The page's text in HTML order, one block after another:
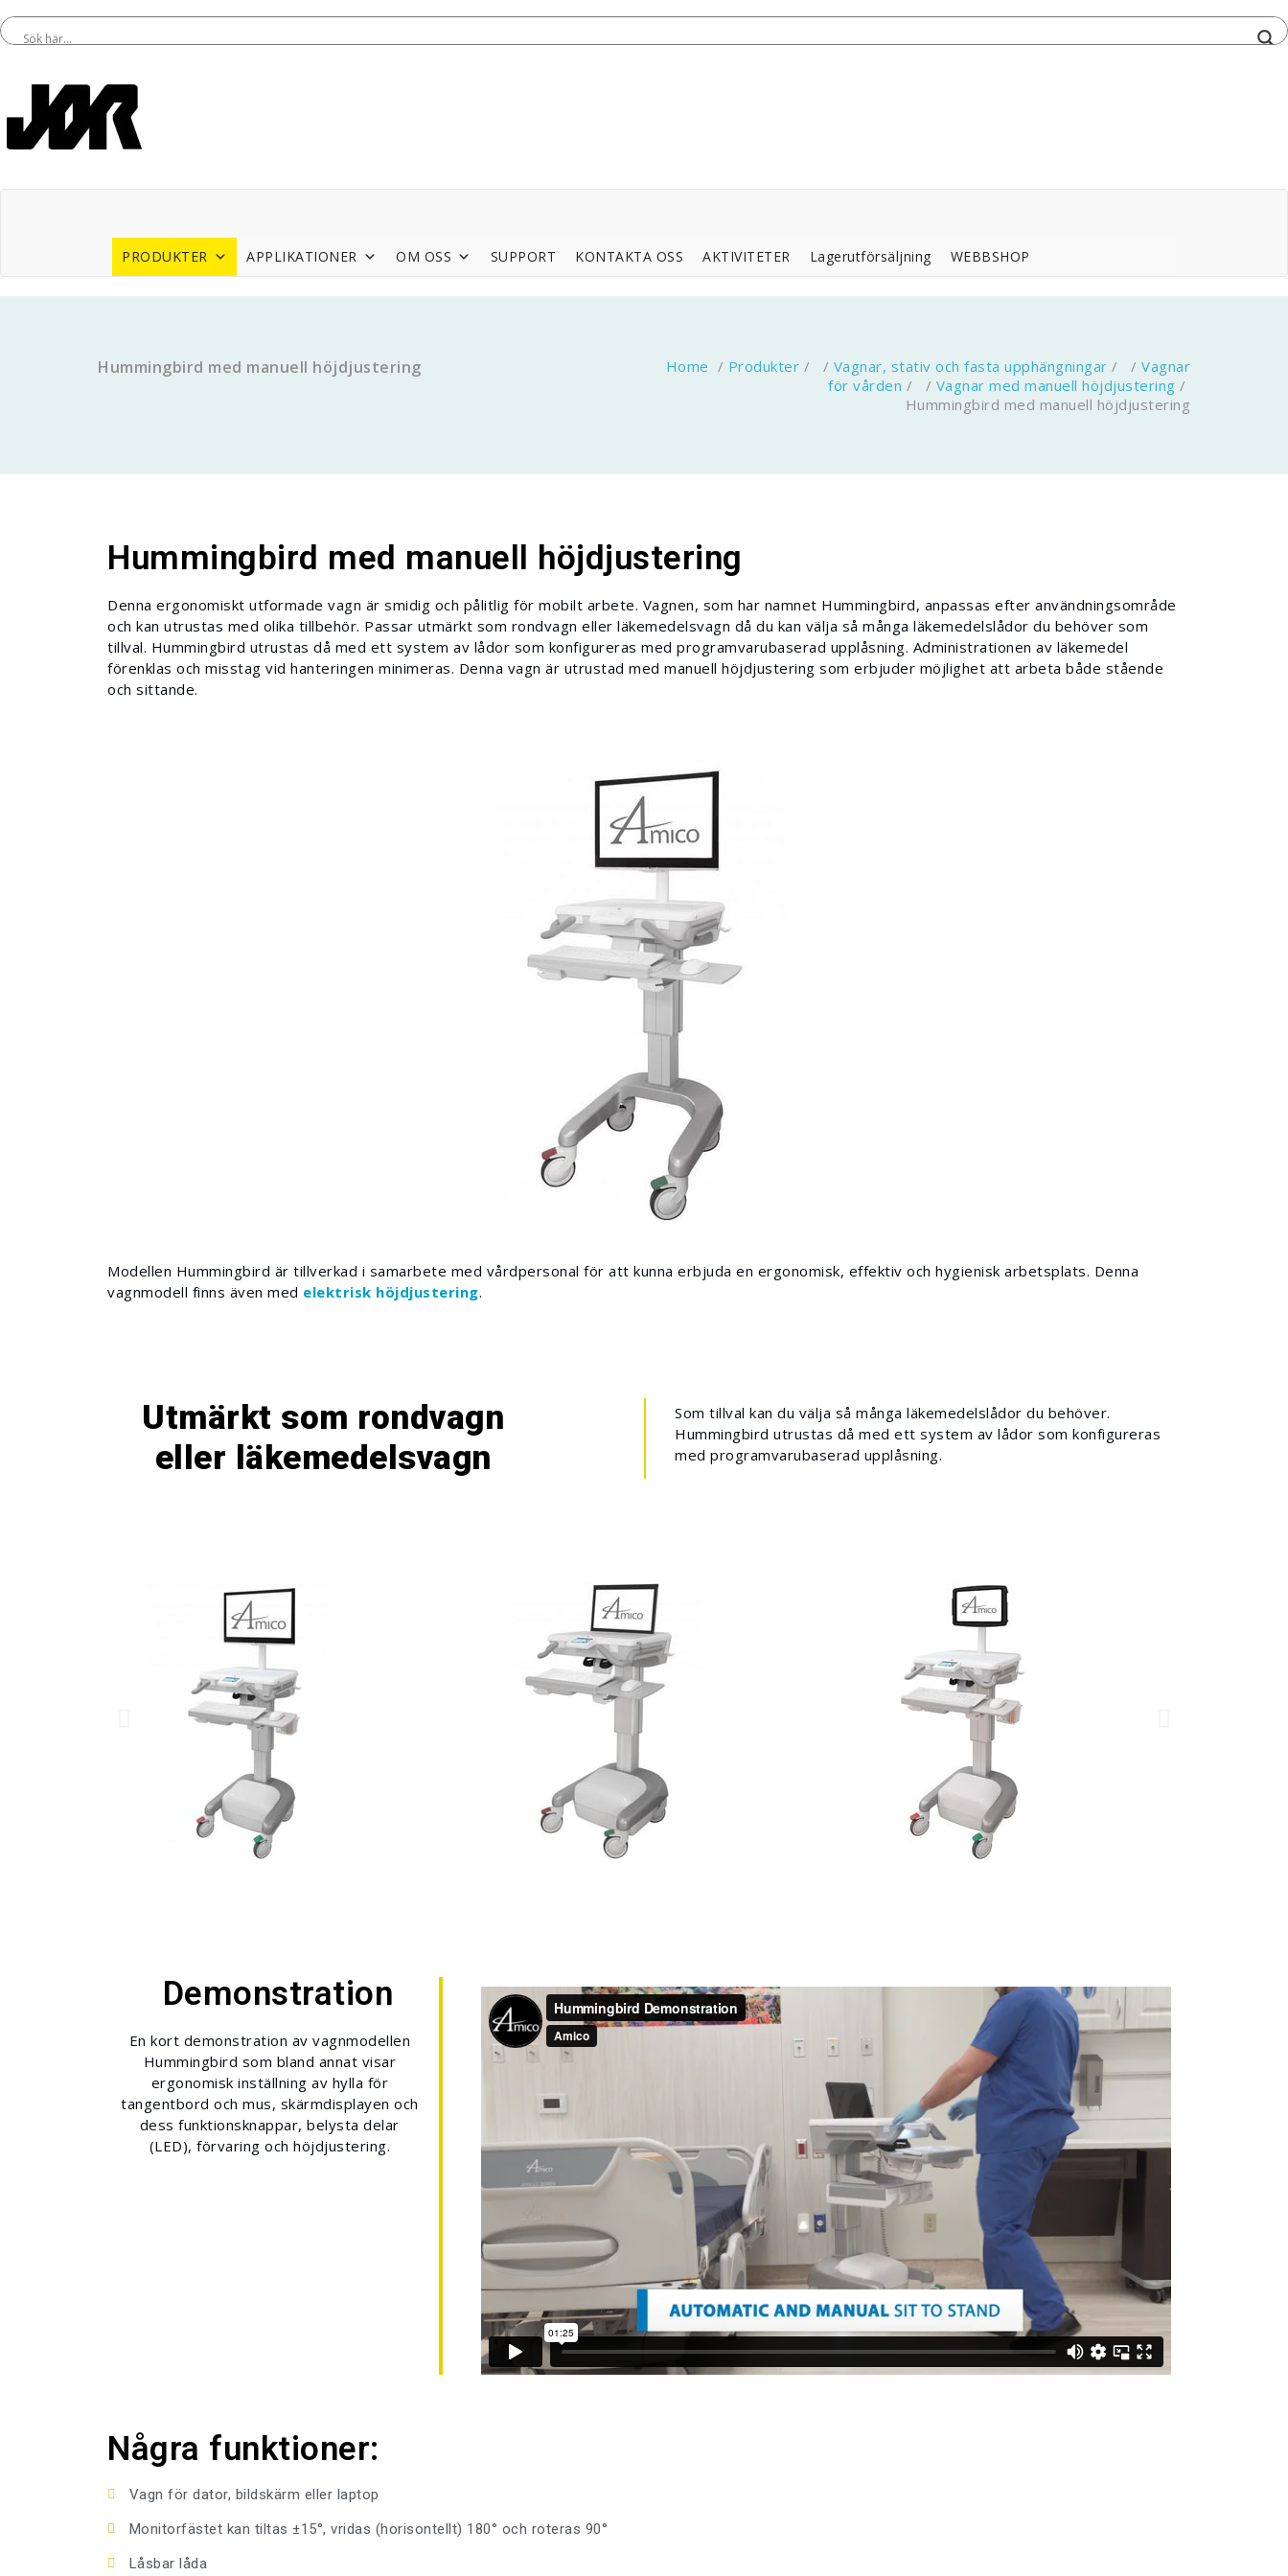
PRODUKTER APPLIKATIONER OM OSS SUPPORT KONTAKTA OSS AKTIVITETER Lagerutförsäljning WEBBSHOP
Hummingbird med manuell höjdjustering Home / Produkter / / Vagnar, stativ och fasta upphängningar / / Vagnar
för vården / / Vagnar med manuell höjdjustering /
Hummingbird med manuell höjdjustering
Hummingbird med manuell höjdjustering
Denna ergonomiskt utformade vagn är smidig och pålitlig för mobilt arbete. Vagnen, som har namnet Hummingbird, anpassas efter användningsområde
och kan utrustas med olika tillbehör. Passar utmärkt som rondvagn eller läkemedelsvagn då du kan välja så många läkemedelslådor du behöver som
tillval. Hummingbird utrustas då med ett system av lådor som konfigureras med programvarubaserad upplåsning. Administrationen av läkemedel
förenklas och misstag vid hanteringen minimeras. Denna vagn är utrustad med manuell höjdjustering som erbjuder möjlighet att arbeta både stående
och sittande.
Modellen Hummingbird är tillverkad i samarbete med vårdpersonal för att kunna erbjuda en ergonomisk, effektiv och hygienisk arbetsplats. Denna
vagnmodell finns även med elektrisk höjdjustering.
Utmärkt som rondvagn
eller läkemedelsvagn
Som tillval kan du välja så många läkemedelslådor du behöver.
Hummingbird utrustas då med ett system av lådor som konfigureras
med programvarubaserad upplåsning.
Demonstration
En kort demonstration av vagnmodellen
Hummingbird som bland annat visar
ergonomisk inställning av hylla för
tangentbord och mus, skärmdisplayen och
dess funktionsknappar, belysta delar
(LED), förvaring och höjdjustering.
Några funktioner:
Vagn för dator, bildskärm eller laptop
Monitorfästet kan tiltas ±15°, vridas (horisontellt) 180° och roteras 90°
Låsbar låda